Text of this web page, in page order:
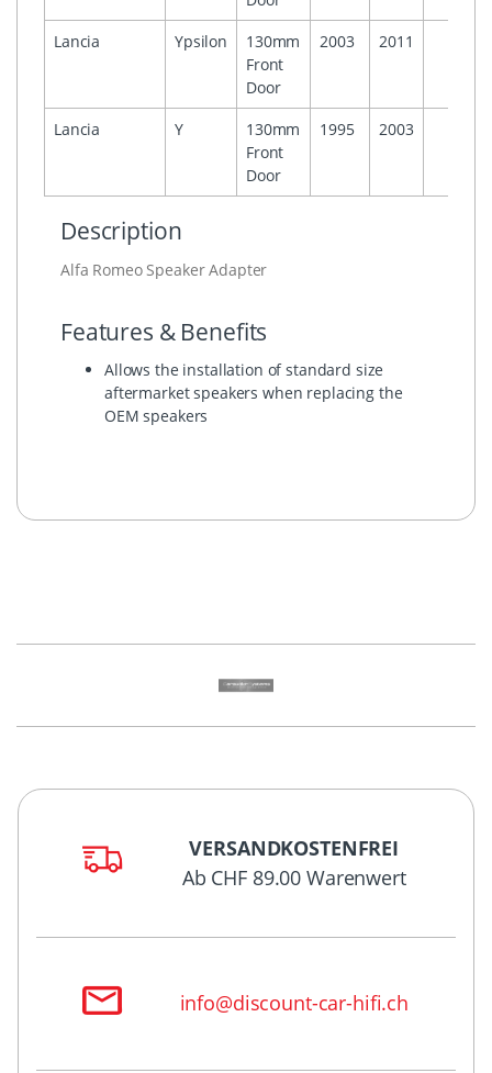
Lancia
Ypsilon
130mm
Front
Door
2003 2011
Lancia Y
130mm
Front
Door
1995 2003
Description
Alfa Romeo Speaker Adapter
Features & Benefits
Allows the installation of standard size
aftermarket speakers when replacing the
OEM speakers
VERSANDKOSTENFREI
Ab CHF 89.00 Warenwert
info@discount-car-hifi.ch